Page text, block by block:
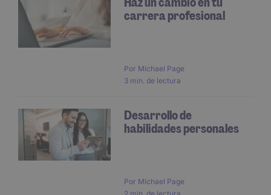
carrera profesional
Por Michael Page
3 min. de lectura
Desarrollo de
habilidades personales
Por Michael Page